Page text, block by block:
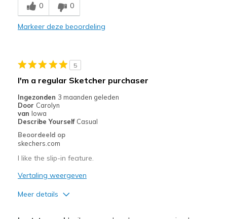
Comfortable
Beste toepassingen
Sizing
Feels true to size
View On Shoes
Shoes are for Wearing
0 0
Markeer deze beoordeling
5
I'm a regular Sketcher purchaser
Ingezonden 3 maanden geleden
Door Carolyn
van Iowa
Describe Yourself Casual
Beoordeeld op
skechers.com
I like the slip-in feature.
Vertaling weergeven
Meer details